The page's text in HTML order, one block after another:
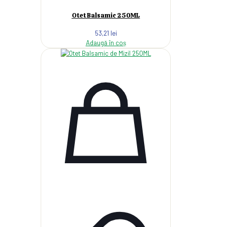
Otet Balsamic 250ML
53,21 lei
Adaugă în coș